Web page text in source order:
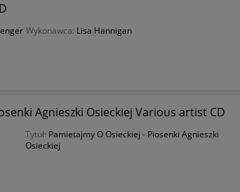
Wykonawca: Lisa Hannigan
Agnieszki Osieckiej Various artist CD
Tytuł: Pamietajmy O Osieckiej - Piosenki Agnieszki
Osieckiej